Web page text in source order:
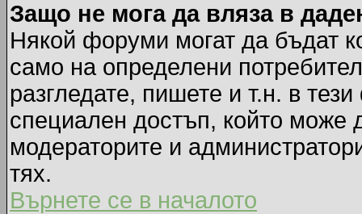
Защо не мога да вляза в
Някой форуми могат да бъдат
само на определени
разгледате, пишете и т.н. в
специален достъп, който може
модераторите и
тях.
Върнете се в началото